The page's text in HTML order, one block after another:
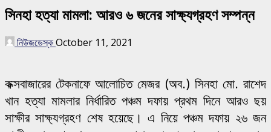
সিনহা হত্যা মামলা: আরও ৬ জনের সাক্ষ্যগ্রহণ সম্পন্ন
নিউজডেস্কOctober 11, 2021
কক্সবাজারের টেকনাফে আলোচিত মেজর (অব.) সিনহা মো. রাশেদ
খান হত্যা মামলার নির্ধারিত পঞ্চম দফায় প্রথম দিনে আরও ছয়
সাক্ষীর সাক্ষ্যগ্রহণ শেষ হয়েছে। এ নিয়ে পঞ্চম দফায় ২৬ জন